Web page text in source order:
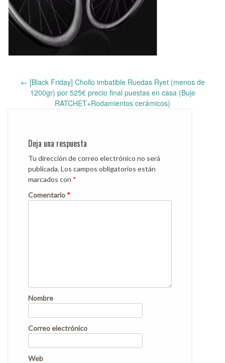
← [Black Friday] Chollo imbatible Ruedas Ryet (menos de
1200gr) por 525€ precio final puestas en casa (Buje
RATCHET+Rodamientos cerámicos)
Deja una respuesta
Tu dirección de correo electrónico no será
publicada.Los campos obligatorios están
marcados con *
Comentario *
Nombre
Correo electrónico
Web